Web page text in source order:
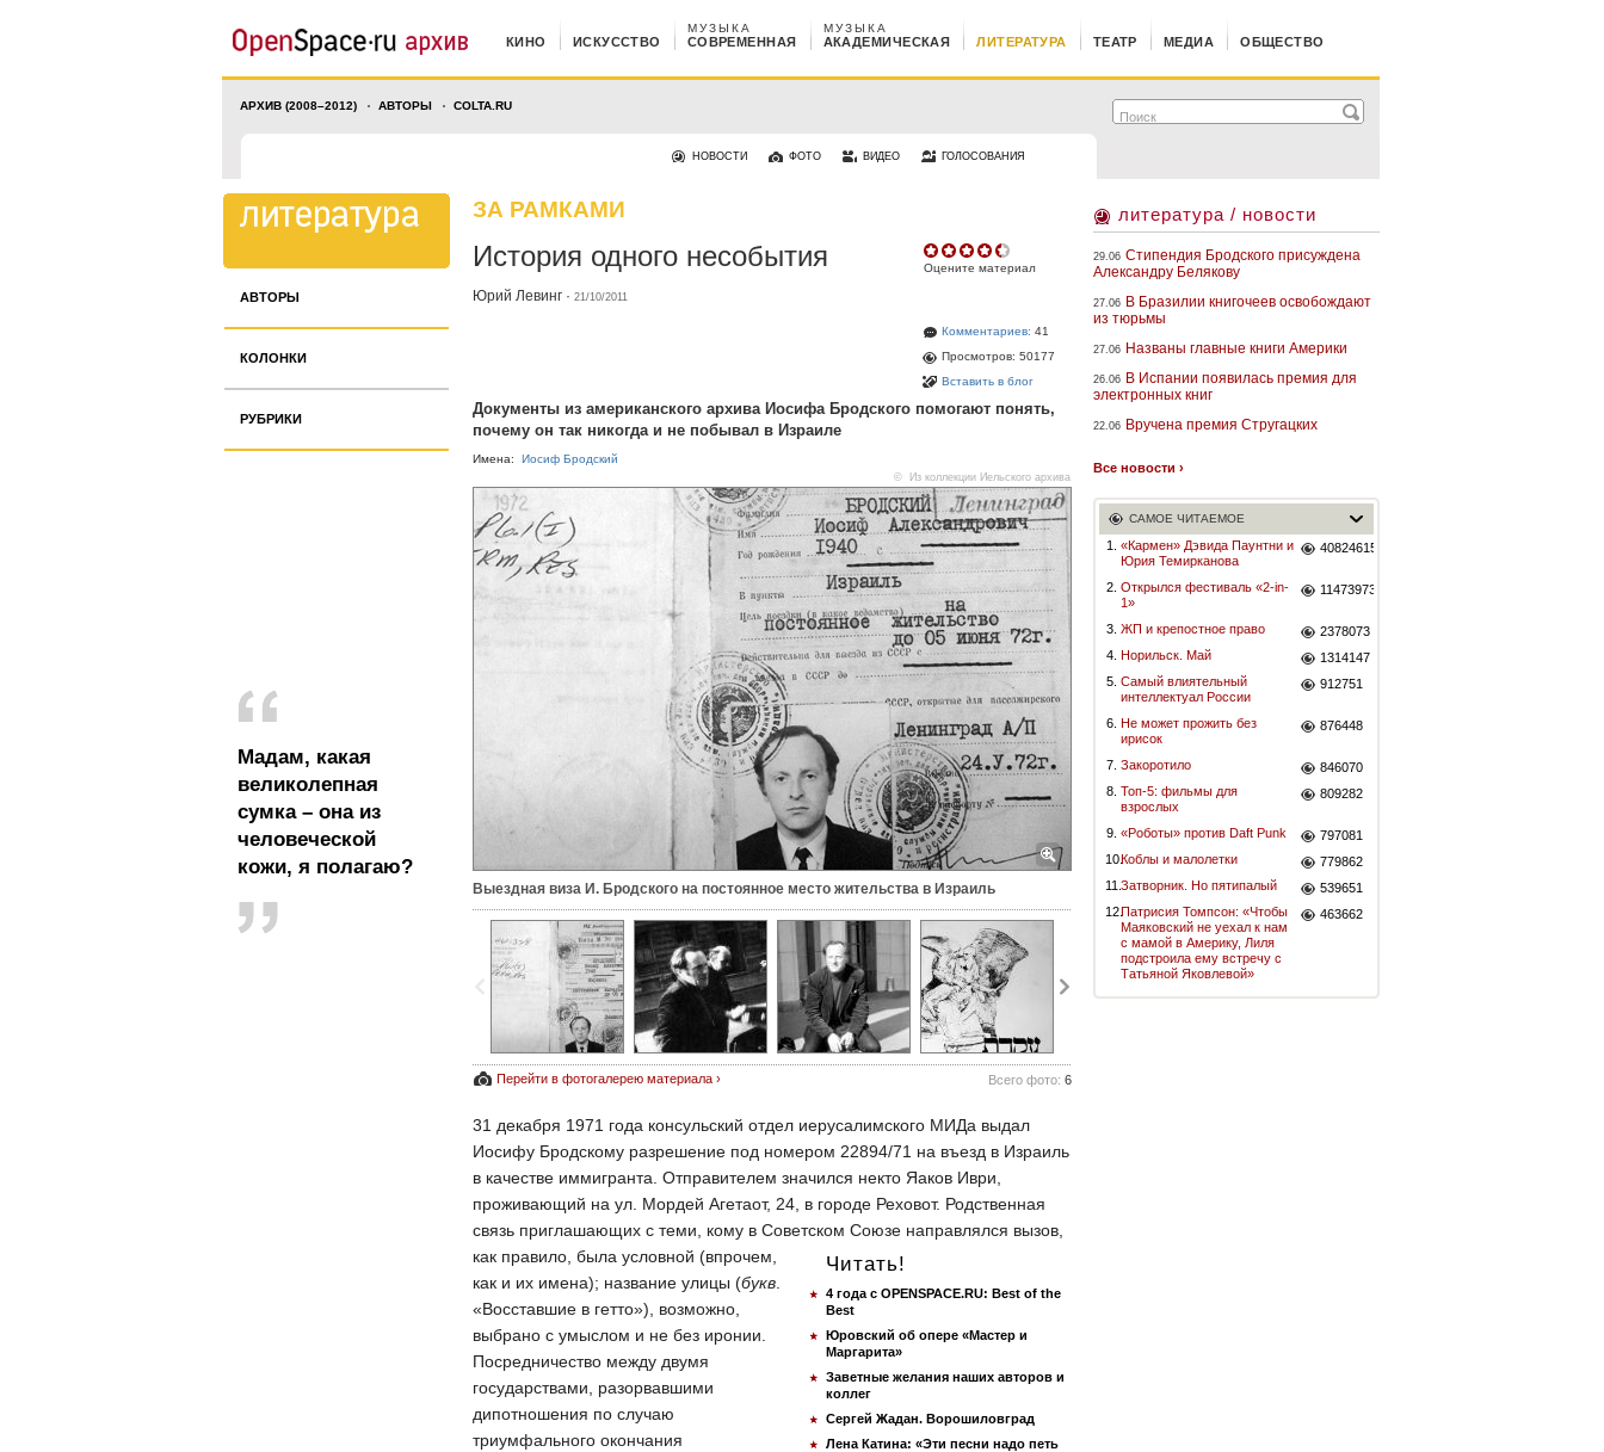
КИНО ИСКУССТВО СОВРЕМЕННАЯ
МУЗЫКА
АКАДЕМИЧЕСКАЯ
МУЗЫКА
ЛИТЕРАТУРА ТЕАТР МЕДИА ОБЩЕСТВО
АРХИВ (2008–2012) АВТОРЫ COLTA.RU
НОВОСТИ ФОТО ВИДЕО ГОЛОСОВАНИЯ
АВТОРЫ
КОЛОНКИ
РУБРИКИ
Мадам, какая
великолепная
сумка – она из
человеческой
кожи, я полагаю?
ЗА РАМКАМИ
Оцените материал
Комментариев: 41
Просмотров: 50177
Вставить в блог
История одного несобытия
Юрий Левинг · 21/10/2011
Документы из американского архива Иосифа Бродского помогают понять,
почему он так никогда и не побывал в Израиле
Имена: Иосиф Бродский
© Из коллекции Йельского архива
Выездная виза И. Бродского на постоянное место жительства в Израиль
Перейти в фотогалерею материала › Всего фото: 6
31 декабря 1971 года консульский отдел иерусалимского МИДа выдал
Иосифу Бродскому разрешение под номером 22894/71 на въезд в Израиль
в качестве иммигранта. Отправителем значился некто Яаков Иври,
проживающий на ул. Мордей Агетаот, 24, в городе Реховот. Родственная
связь приглашающих с теми, кому в Советском Союзе направлялся вызов,
Читать!
4 года с OPENSPACE.RU: Best of the
Best
Юровский об опере «Мастер и
Маргарита»
Заветные желания наших авторов и
коллег
Сергей Жадан. Ворошиловград
Лена Катина: «Эти песни надо петь
как правило, была условной (впрочем,
как и их имена); название улицы (букв
«Восставшие в гетто»), возможно,
выбрано с умыслом и не без иронии.
Посредничество между двумя
государствами, разорвавшими
дипотношения по случаю
триумфального окончания
литература / новости
29.06 Стипендия Бродского присуждена
Александру Белякову
27.06 В Бразилии книгочеев освобождают
из тюрьмы
27.06 Названы главные книги Америки
26.06 В Испании появилась премия для
электронных книг
22.06 Вручена премия Стругацких
Все новости ›
САМОЕ ЧИТАЕМОЕ
1.
«Кармен» Дэвида Паунтни и
Юрия Темирканова
40824615
2. Открылся фестиваль «2-in-
1»
11473973
3. ЖП и крепостное право
2378073
4. Норильск. Май
1314147
5. Самый влиятельный
интеллектуал России
912751
6. Не может прожить без
ирисок
876448
7. Закоротило
846070
8. Топ-5: фильмы для
взрослых
809282
9. «Роботы» против Daft Punk
797081
10.Коблы и малолетки
779862
11.Затворник. Но пятипалый
539651
12.Патрисия Томпсон: «Чтобы
Маяковский не уехал к нам
с мамой в Америку, Лиля
подстроила ему встречу с
Татьяной Яковлевой»
463662